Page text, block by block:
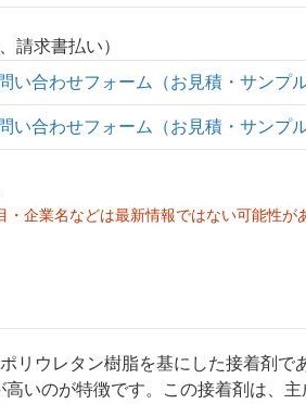
請求書払い）
い合わせフォーム（お見積・サンプル
い合わせフォーム（お見積・サンプル
企業名などは最新情報ではない可能性が
リウレタン樹脂を基にした接着剤で
いのが特徴です。この接着剤は、